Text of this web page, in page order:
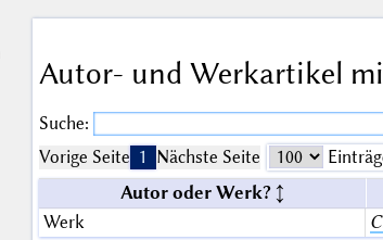
Autor- und Werkartikel
Suche:
Vorige Seite 1 Nächste Seite
Autor oder Werk?
Werk